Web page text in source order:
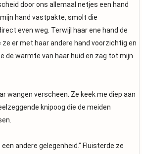
door ons allemaal netjes een hand
hand vastpakte, smolt die
even weg. Terwijl haar ene hand de
er met haar andere hand voorzichtig en
de warmte van haar huid en zag tot mijn
wangen verscheen. Ze keek me diep aan
knipoog die de meiden
andere gelegenheid.” Fluisterde ze